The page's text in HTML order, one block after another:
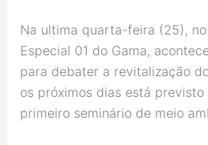
Na ultima quarta-feira (25),
Especial 01 do Gama,
para debater a revitalização
os próximos dias está
primeiro seminário de meio